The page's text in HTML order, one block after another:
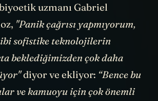
uzmanı Gabriel
"Panik çağrısı yapmıyorum,
sofistike teknolojilerin
beklediğimizden çok daha
diyor ve ekliyor: “Bence bu
ve kamuoyu için çok önemli